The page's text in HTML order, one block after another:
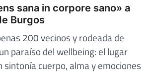
sana in corpore sano» a
Burgos
200 vecinos y rodeada de
paraíso del wellbeing: el lugar
sintonía cuerpo, alma y emociones